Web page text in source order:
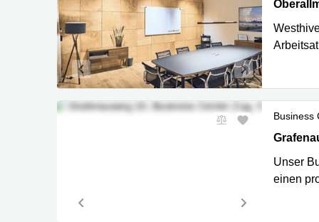
Business
Unser
einen